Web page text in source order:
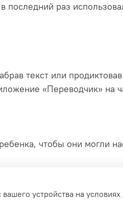
раз
текст или
«Переводчик» на
чтобы они могли
устройства на условиях